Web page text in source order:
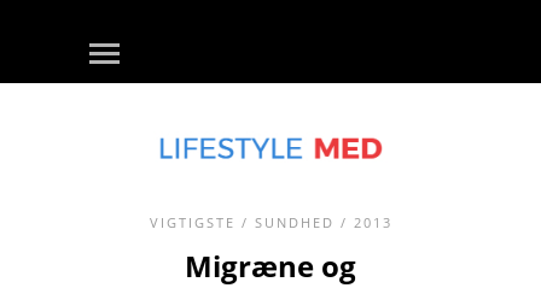
VIGTIGSTE / SUNDHED / 2013
Migræne og